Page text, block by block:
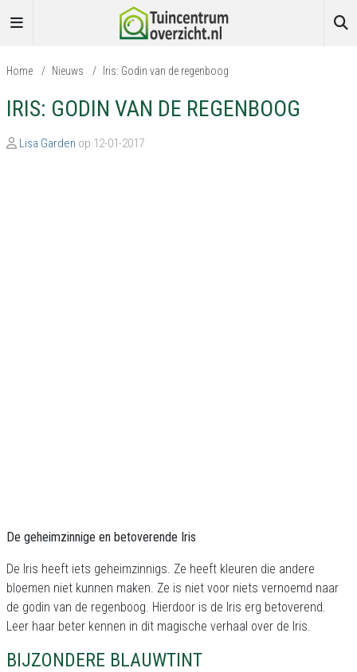
Home / Nieuws / Iris: Godin van de regenboog
IRIS: GODIN VAN DE REGENBOOG
Lisa Garden op 12-01-2017
De geheimzinnige en betoverende Iris
De Iris heeft iets geheimzinnigs. Ze heeft kleuren die andere
bloemen niet kunnen maken. Ze is niet voor niets vernoemd naar
de godin van de regenboog. Hierdoor is de Iris erg betoverend.
Leer haar beter kennen in dit magische verhaal over de Iris.
BIJZONDERE BLAUWTINT